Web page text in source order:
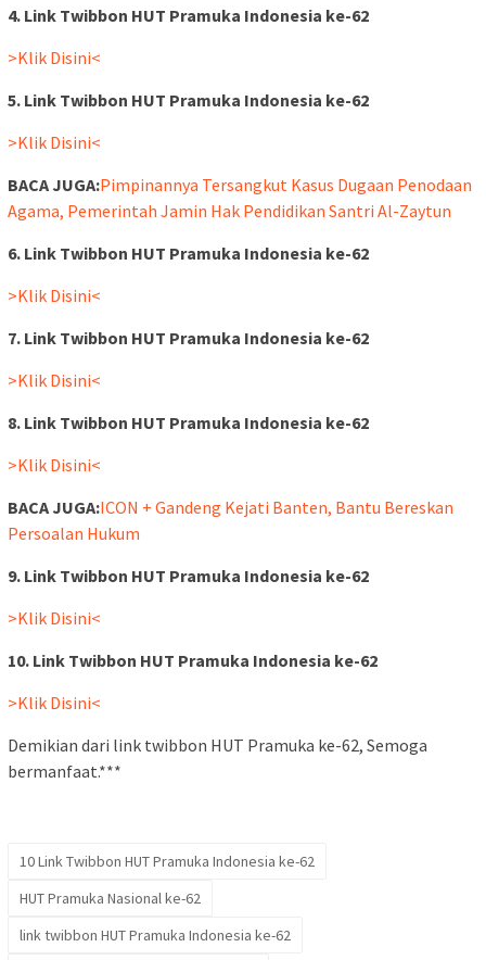
4. Link Twibbon HUT Pramuka Indonesia ke-62
>Klik Disini<
5. Link Twibbon HUT Pramuka Indonesia ke-62
>Klik Disini<
BACA JUGA:Pimpinannya Tersangkut Kasus Dugaan Penodaan
Agama, Pemerintah Jamin Hak Pendidikan Santri Al-Zaytun
6. Link Twibbon HUT Pramuka Indonesia ke-62
>Klik Disini<
7. Link Twibbon HUT Pramuka Indonesia ke-62
>Klik Disini<
8. Link Twibbon HUT Pramuka Indonesia ke-62
>Klik Disini<
BACA JUGA:ICON + Gandeng Kejati Banten, Bantu Bereskan
Persoalan Hukum
9. Link Twibbon HUT Pramuka Indonesia ke-62
>Klik Disini<
10. Link Twibbon HUT Pramuka Indonesia ke-62
>Klik Disini<
Demikian dari link twibbon HUT Pramuka ke-62, Semoga
bermanfaat.***
10 Link Twibbon HUT Pramuka Indonesia ke-62
HUT Pramuka Nasional ke-62
link twibbon HUT Pramuka Indonesia ke-62